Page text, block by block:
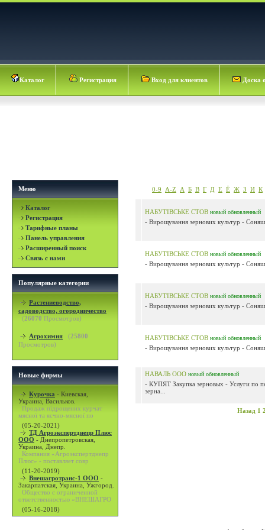
Каталог Регистрация Вход для клиентов Доска
Меню
Каталог
Регистрация
Тарифные планы
Панель управления
Расширенный поиск
Связь с нами
Популярные категории
Растениеводство,
садоводство, огородничество
(26070 Просмотров)
Агрохимия (25800
Просмотров)
Новые фирмы
Курочка - Киевская,
Украина, Васильков.
Продаж підрощених курчат
мясної та яєчно-мясної по
(05-20-2021)
ТД Агроэкспертднепр Плюс
ООО - Днепропетровская,
Украина, Днепр.
Компания «Агроэкспертднепр
Плюс» - поставляет совр
(11-20-2019)
Внешагротранс-1 ООО -
Закарпатская, Украина, Ужгород.
Общество с ограниченной
ответственностью «ВНЕШАГРО
(05-16-2018)
0-9 A-Z А Б В Г Д Е Ё Ж З И К
НАБУТІВСЬКЕ СТОВ новый обновленный
- Вирощування зернових культур -
НАБУТІВСЬКЕ СТОВ новый обновленный
- Вирощування зернових культур -
НАБУТІВСЬКЕ СТОВ новый обновленный
- Вирощування зернових культур -
НАБУТІВСЬКЕ СТОВ новый обновленный
- Вирощування зернових культур -
НАВАЛЬ ООО новый обновленный
- КУПЯТ Закупка зерновых - Услуги по
зерна...
Назад 1